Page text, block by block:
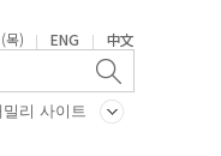
목) | ENG | 中文
밀리 사이트